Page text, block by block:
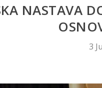
NASTAVA
3